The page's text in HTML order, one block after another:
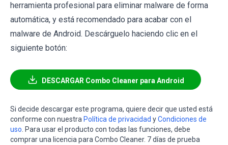
herramienta profesional para eliminar malware de forma
automática, y está recomendado para acabar con el
malware de Android. Descárguelo haciendo clic en el
siguiente botón:
DESCARGAR Combo Cleaner para Android
Si decide descargar este programa, quiere decir que usted está
conforme con nuestra Política de privacidad yCondiciones de
uso . Para usar el producto con todas las funciones, debe
comprar una licencia para Combo Cleaner. 7 días de prueba